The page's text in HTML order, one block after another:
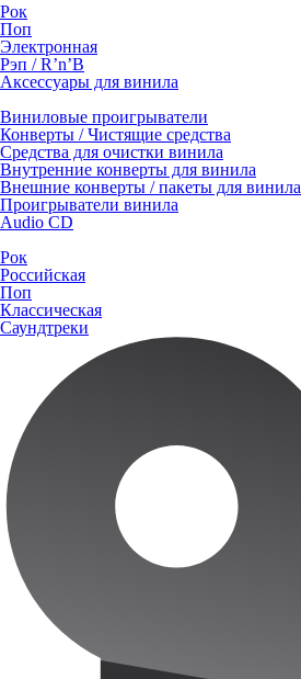
Рок
Поп
Электронная
Рэп / R’n’B
Аксессуары для винила
Виниловые проигрыватели
Конверты / Чистящие средства
Средства для очистки винила
Внутренние конверты для винила
Внешние конверты / пакеты для винила
Проигрыватели винила
Audio CD
Рок
Российская
Поп
Классическая
Саундтреки